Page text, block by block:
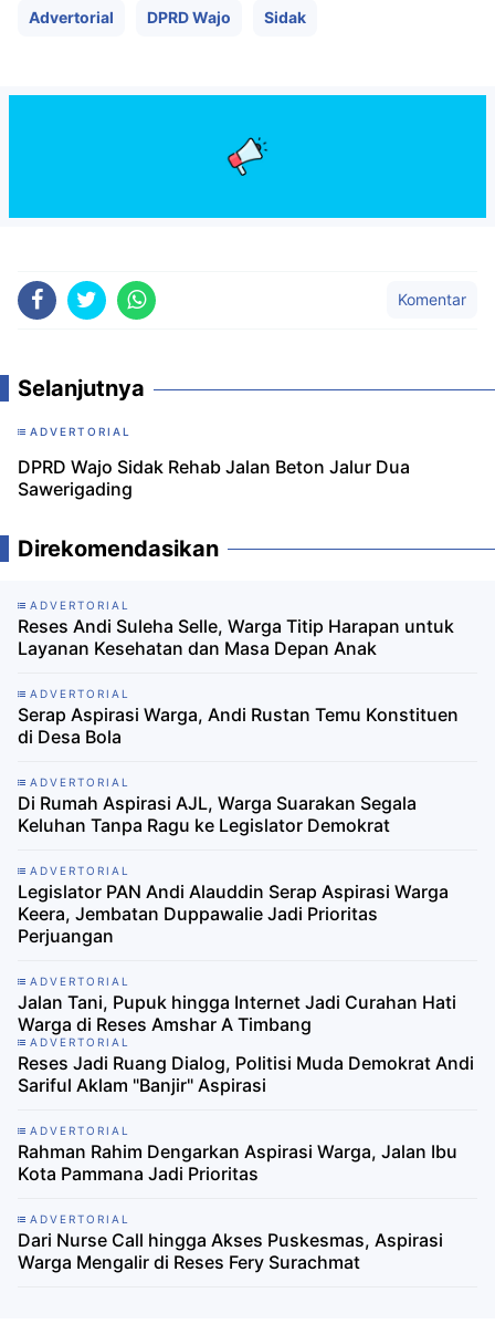
Advertorial DPRD Wajo Sidak
Komentar
Selanjutnya
ADVERTORIAL
DPRD Wajo Sidak Rehab Jalan Beton Jalur Dua
Sawerigading
Direkomendasikan
ADVERTORIAL
Reses Andi Suleha Selle, Warga Titip Harapan untuk
Layanan Kesehatan dan Masa Depan Anak
ADVERTORIAL
Serap Aspirasi Warga, Andi Rustan Temu Konstituen
di Desa Bola
ADVERTORIAL
Di Rumah Aspirasi AJL, Warga Suarakan Segala
Keluhan Tanpa Ragu ke Legislator Demokrat
ADVERTORIAL
Legislator PAN Andi Alauddin Serap Aspirasi Warga
Keera, Jembatan Duppawalie Jadi Prioritas
Perjuangan
ADVERTORIAL
Jalan Tani, Pupuk hingga Internet Jadi Curahan Hati
Warga di Reses Amshar A Timbang
ADVERTORIAL
Reses Jadi Ruang Dialog, Politisi Muda Demokrat Andi
Sariful Aklam "Banjir" Aspirasi
ADVERTORIAL
Rahman Rahim Dengarkan Aspirasi Warga, Jalan Ibu
Kota Pammana Jadi Prioritas
ADVERTORIAL
Dari Nurse Call hingga Akses Puskesmas, Aspirasi
Warga Mengalir di Reses Fery Surachmat